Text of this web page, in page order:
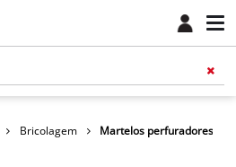
Bricolagem Martelos perfuradores